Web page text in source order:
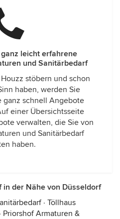
leicht erfahrene
und Sanitärbedarf
stöbern und schon
haben, werden Sie
ganz schnell Angebote
einer Übersichtsseite
verwalten, die Sie von
und Sanitärbedarf
haben.
der Nähe von Düsseldorf
· Töllhaus
Priorshof Armaturen &